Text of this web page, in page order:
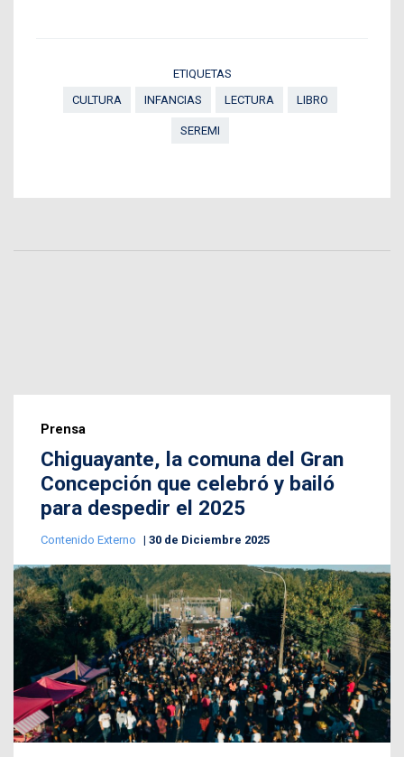
ETIQUETAS
CULTURA
INFANCIAS LECTURA LIBRO
SEREMI
Prensa
Chiguayante, la comuna del Gran
Concepción que celebró y bailó
para despedir el 2025
Contenido Externo 30 de Diciembre 2025